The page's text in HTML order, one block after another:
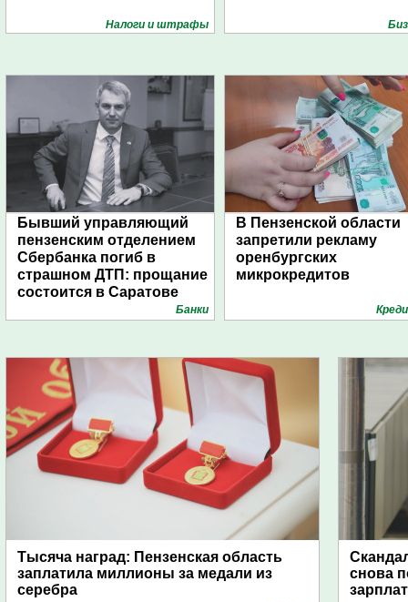
Налоги и штрафы
Бывший управляющий
пензенским отделением
Сбербанка погиб в
страшном ДТП: прощание
состоится в Саратове
Банки
В Пензенской области
запретили рекламу
оренбургских
микрокредитов
Тысяча наград: Пензенская область
заплатила миллионы за медали из
серебра
снова